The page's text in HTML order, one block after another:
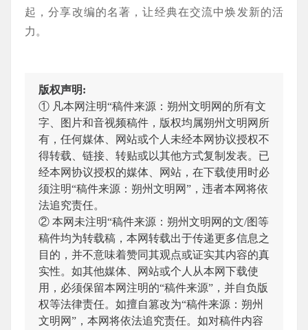
起，分享改编的名著，让经典在交流中焕发新的活
力。
版权声明:
① 凡本网注明“稿件来源：朔州文明网的所有文
字、图片和音视频稿件，版权均属朔州文明网所
有，任何媒体、网站或个人未经本网协议授权不
得转载、链接、转贴或以其他方式复制发表。已
经本网协议授权的媒体、网站，在下载使用时必
须注明“稿件来源：朔州文明网”，违者本网将依
法追究责任。
② 本网未注明“稿件来源：朔州文明网的文/图等
稿件均为转载稿，本网转载出于传递更多信息之
目的，并不意味着赞同其观点或证实其内容的真
实性。如其他媒体、网站或个人从本网下载使
用，必须保留本网注明的“稿件来源”，并自负版
权等法律责任。如擅自篡改为“稿件来源：朔州
文明网”，本网将依法追究责任。如对稿件内容